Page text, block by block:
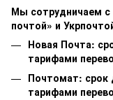
Мы сотрудничаем с
почтой» и
Новая Почта:
тарифами
Почтомат: срок
тарифами